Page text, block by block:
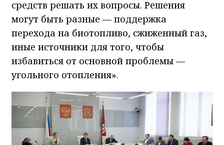
средств решать их вопросы. Решения
могут быть разные — поддержка
перехода на биотопливо, сжиженный газ,
иные источники для того, чтобы
избавиться от основной проблемы —
угольного отопления».